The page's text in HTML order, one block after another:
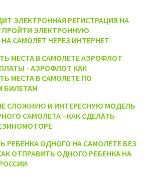
ЭЛЕКТРОННАЯ РЕГИСТРАЦИЯ НА
ПРОЙТИ ЭЛЕКТРОННУЮ
САМОЛЕТ ЧЕРЕЗ ИНТЕРНЕТ
МЕСТА В САМОЛЕТЕ АЭРОФЛОТ
- АЭРОФЛОТ КАК
МЕСТА В САМОЛЕТЕ ПО
БИЛЕТАМ
СЛОЖНУЮ И ИНТЕРЕСНУЮ МОДЕЛЬ
САМОЛЕТА - КАК СДЕЛАТЬ
РЕБЕНКА ОДНОГО НА САМОЛЕТЕ БЕЗ
ОТПРАВИТЬ ОДНОГО РЕБЕНКА НА